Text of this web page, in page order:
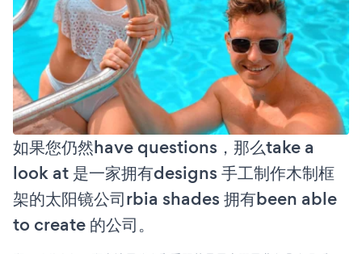
如果您仍然have questions，那么take a
look at 是一家拥有designs 手工制作木制框
架的太阳镜公司rbia shades 拥有been able
to create 的公司。